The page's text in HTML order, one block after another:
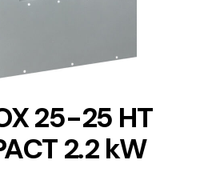
25-25 HT
2.2 kW